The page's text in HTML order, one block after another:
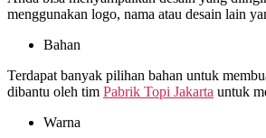
menggunakan logo, nama atau desain lain
Bahan
Terdapat banyak pilihan bahan untuk
dibantu oleh tim Pabrik Topi Jakarta untuk
Warna